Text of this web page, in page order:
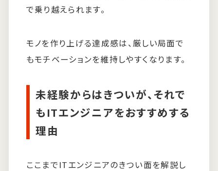
で乗り越えられます。
モノを作り上げる達成感は、厳しい局面で
もモチベーションを維持しやすくなります。
未経験からはきついが、それで
もITエンジニアをおすすめする
理由
ここまでITエンジニアのきつい面を解説し